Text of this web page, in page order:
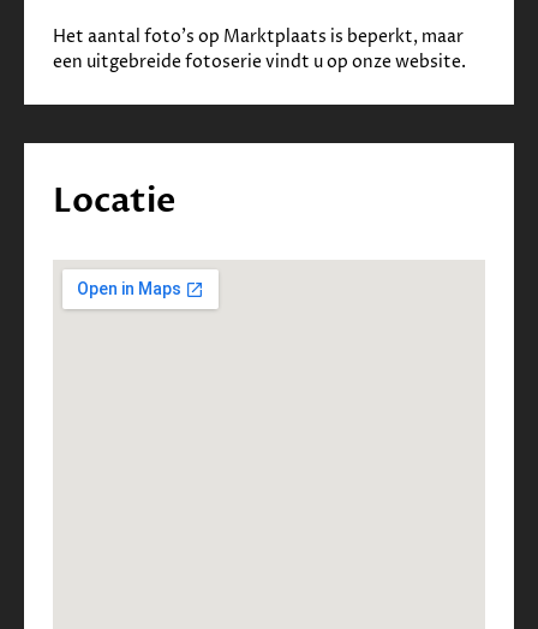
Het aantal foto's op Marktplaats is beperkt, maar
een uitgebreide fotoserie vindt u op onze website.
Locatie